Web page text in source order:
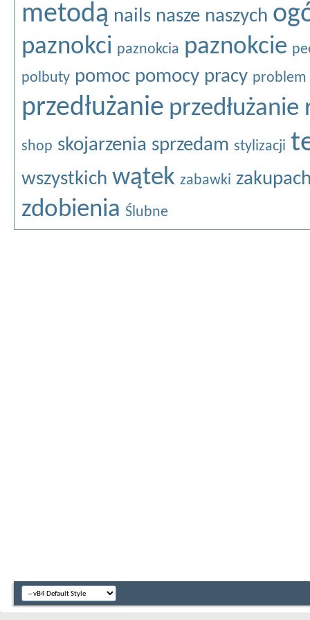
metodą nails nasze naszych
paznokci paznokcia paznokcie
polbuty pomoc pomocy pracy problem
przedłużanie przedłużanie
shop skojarzenia sprzedam stylizacji
wszystkich wątek zabawki
zdobienia Ślubne